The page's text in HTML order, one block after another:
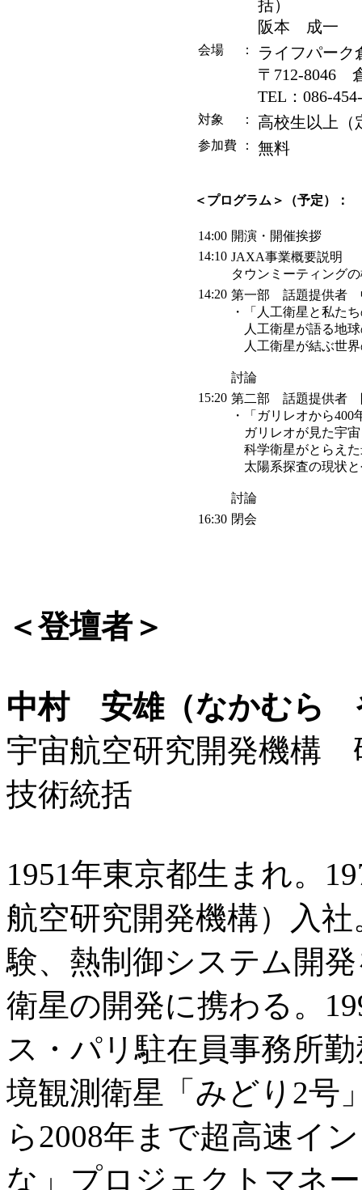
括）
阪本 成一 （
会場 ：
ライフパーク
〒712-8046
TEL：086-
対象 ： 高校生以上（
参加費 ： 無料
＜プログラム＞（予定）：
14:00 開演・開催挨拶
14:10 JAXA事業概要説明
タウンミーティング
14:20 第一部 話題提供者
・「人工衛星と私た
人工衛星が語る地球
人工衛星が結ぶ世界
討論
15:20 第二部 話題提供者
・「ガリレオから
ガリレオが見た宇宙
科学衛星がとらえた
太陽系探査の現状と
討論
16:30 閉会
＜登壇者＞
中村 安雄（なかむら
宇宙航空研究開発機構
技術統括
1951年東京都生まれ。
航空研究開発機構）入
験、熱制御システム開
衛星の開発に携わる。
ス・パリ駐在員事務所
境観測衛星「みどり2号
ら2008年まで超高速イ
な」プロジェクトマネ